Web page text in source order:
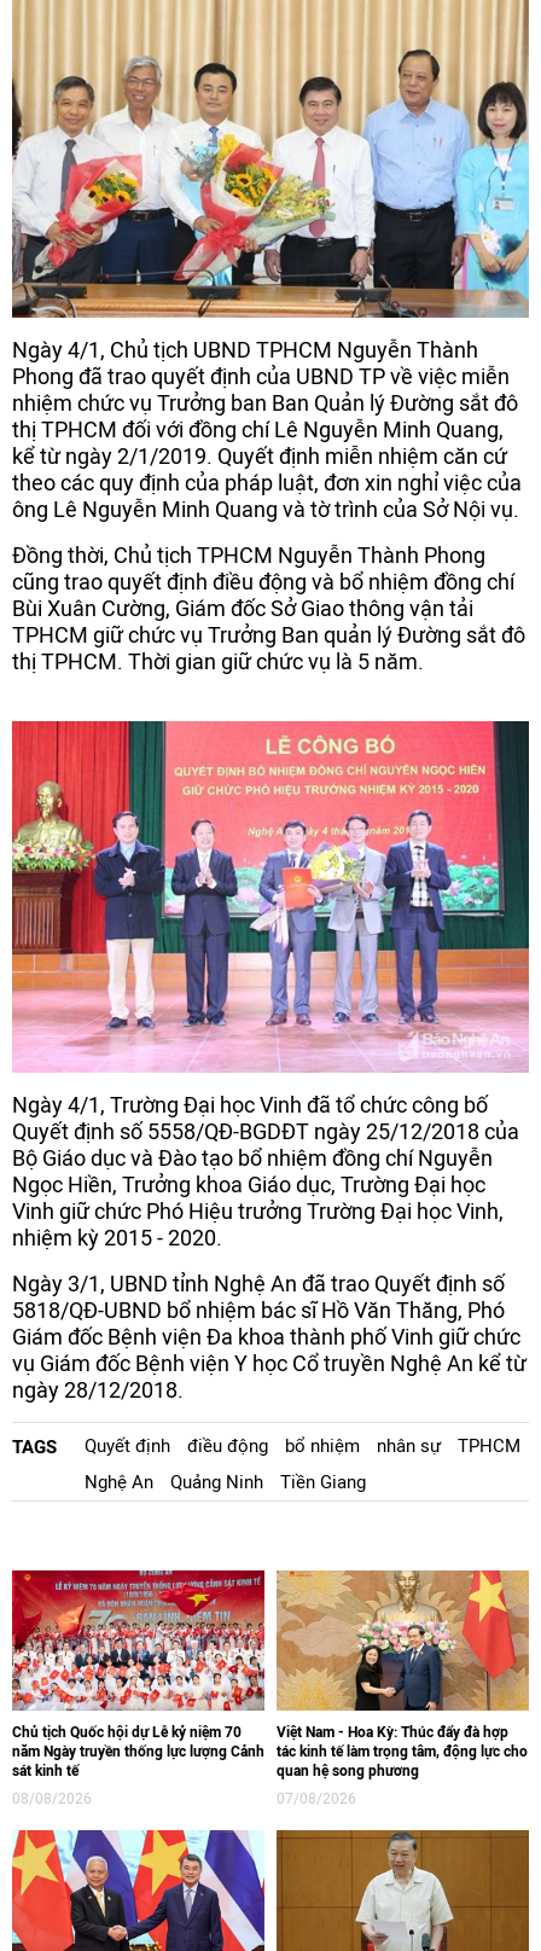
Ngày 4/1, Chủ tịch UBND TPHCM Nguyễn Thành
Phong đã trao quyết định của UBND TP về việc miễn
nhiệm chức vụ Trưởng ban Ban Quản lý Đường sắt đô
thị TPHCM đối với đồng chí Lê Nguyễn Minh Quang,
kể từ ngày 2/1/2019. Quyết định miễn nhiệm căn cứ
theo các quy định của pháp luật, đơn xin nghỉ việc của
ông Lê Nguyễn Minh Quang và tờ trình của Sở Nội vụ.
Đồng thời, Chủ tịch TPHCM Nguyễn Thành Phong
cũng trao quyết định điều động và bổ nhiệm đồng chí
Bùi Xuân Cường, Giám đốc Sở Giao thông vận tải
TPHCM giữ chức vụ Trưởng Ban quản lý Đường sắt đô
thị TPHCM. Thời gian giữ chức vụ là 5 năm.
Ngày 4/1, Trường Đại học Vinh đã tổ chức công bố
Quyết định số 5558/QĐ-BGDĐT ngày 25/12/2018 của
Bộ Giáo dục và Đào tạo bổ nhiệm đồng chí Nguyễn
Ngọc Hiền, Trưởng khoa Giáo dục, Trường Đại học
Vinh giữ chức Phó Hiệu trưởng Trường Đại học Vinh,
nhiệm kỳ 2015 - 2020.
Ngày 3/1, UBND tỉnh Nghệ An đã trao Quyết định số
5818/QĐ-UBND bổ nhiệm bác sĩ Hồ Văn Thăng, Phó
Giám đốc Bệnh viện Đa khoa thành phố Vinh giữ chức
vụ Giám đốc Bệnh viện Y học Cổ truyền Nghệ An kể từ
ngày 28/12/2018.
TAGS Quyết định điều động bổ nhiệm nhân sự
TPHCM
Nghệ An
Quảng Ninh Tiền Giang
Chủ tịch Quốc hội dự Lễ kỷ niệm 70
năm Ngày truyền thống lực lượng Cảnh
sát kinh tế
08/08/2026
Việt Nam - Hoa Kỳ: Thúc đẩy đà hợp
tác kinh tế làm trọng tâm, động lực cho
quan hệ song phương
07/08/2026